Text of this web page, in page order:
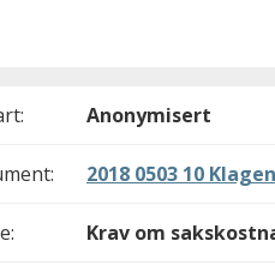
Anonymisert
2018 0503 10
Krav om